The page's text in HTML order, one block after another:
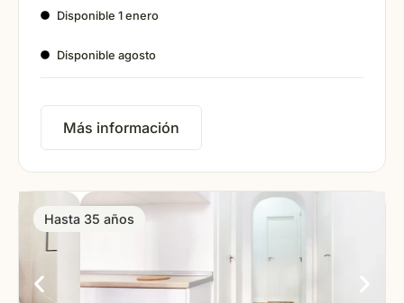
Disponible 1 enero
Disponible agosto
Más información
Hasta 35 años